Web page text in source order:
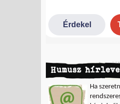
Humusz
Ha